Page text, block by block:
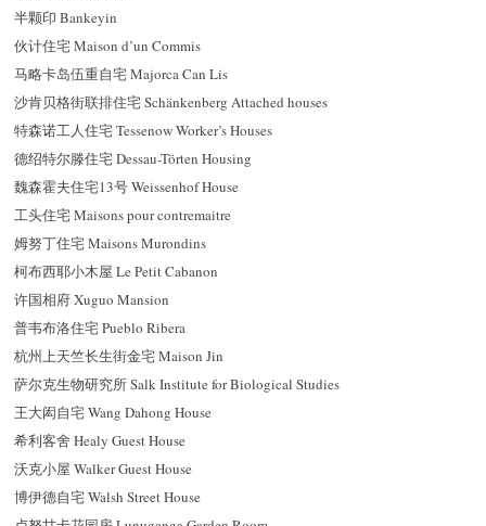
半颗印 Bankeyin
伙计住宅 Maison d’un Commis
马略卡岛伍重自宅 Majorca Can Lis
沙肯贝格街联排住宅 Schänkenberg Attached houses
特森诺工人住宅 Tessenow Worker’s Houses
德绍特尔滕住宅 Dessau-Törten Housing
魏森霍夫住宅13号 Weissenhof House
工头住宅 Maisons pour contremaitre
姆努丁住宅 Maisons Murondins
柯布西耶小木屋 Le Petit Cabanon
许国相府 Xuguo Mansion
普韦布洛住宅 Pueblo Ribera
杭州上天竺长生街金宅 Maison Jin
萨尔克生物研究所 Salk Institute for Biological Studies
王大闳自宅 Wang Dahong House
希利客舍 Healy Guest House
沃克小屋 Walker Guest House
博伊德自宅 Walsh Street House